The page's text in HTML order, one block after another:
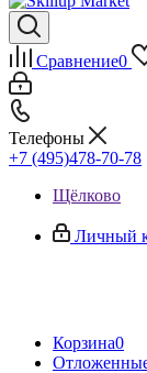
Сравнение0
Телефоны
+7 (495)478-70-78
Щёлково
Личный
Корзина0